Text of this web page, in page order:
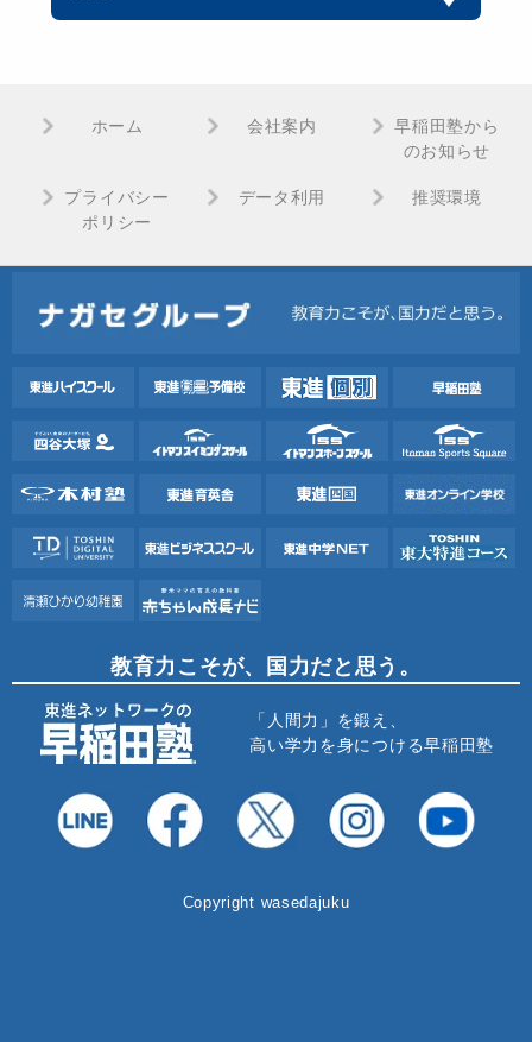
ホーム 会社案内
早稲田塾から
のお知らせ
プライバシー
ポリシー
データ利用 推奨環境
教育力こそが、国力だと思う。
「人間力」を鍛え、
高い学力を身につける早稲田塾
Copyright wasedajuku